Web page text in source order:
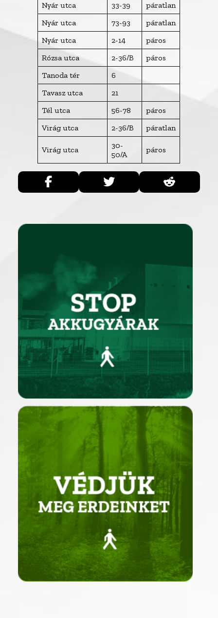
Nyár utca 33-39
páratlan
Nyár utca
73-93
páratlan
Nyár utca
2-14
páros
Rózsa utca
2-36/B
páros
Tanoda tér
6
Tavasz utca
21
Tél utca
56-78
páros
Virág utca
2-36/B páratlan
Virág utca
30-
50/A
páros